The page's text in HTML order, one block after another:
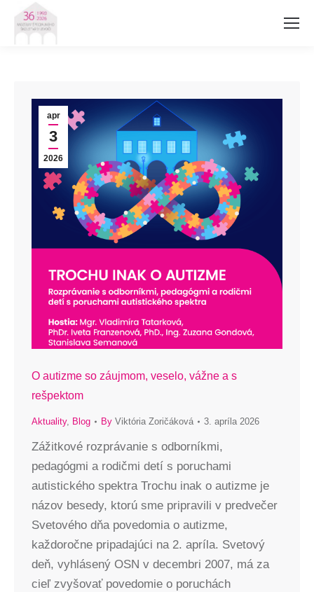
apr
3
2026
O autizme so záujmom, veselo, vážne a s
rešpektom
Aktuality, Blog By Viktória Zoričáková 3. apríla 2026
Zážitkové rozprávanie s odborníkmi,
pedagógmi a rodičmi detí s poruchami
autistického spektra Trochu inak o autizme je
názov besedy, ktorú sme pripravili v predvečer
Svetového dňa povedomia o autizme,
každoročne pripadajúci na 2. apríla. Svetový
deň, vyhlásený OSN v decembri 2007, má za
cieľ zvyšovať povedomie o poruchách